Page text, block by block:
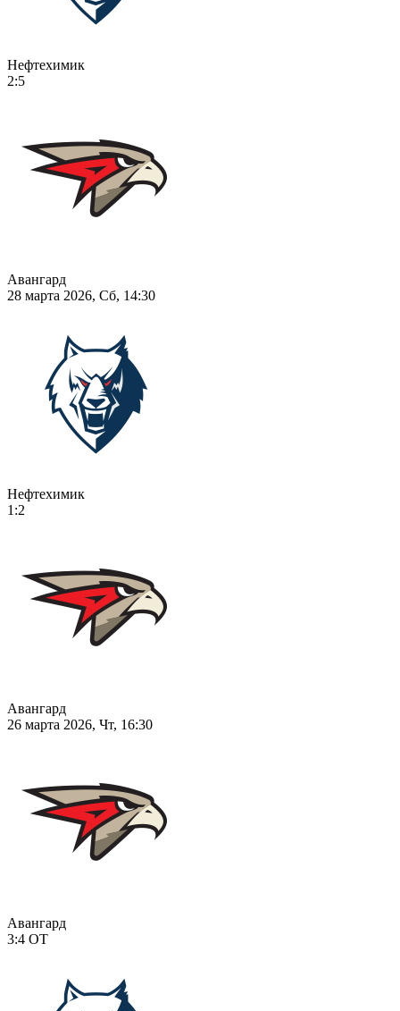
Нефтехимик
2:5
Авангард
28 марта 2026, Сб, 14:30
Нефтехимик
1:2
Авангард
26 марта 2026, Чт, 16:30
Авангард
3:4 ОТ